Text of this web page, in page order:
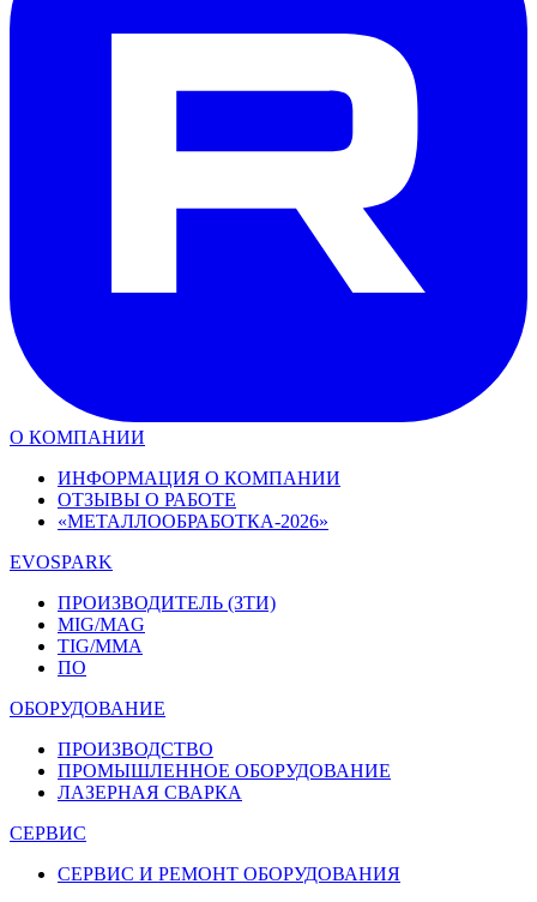
О КОМПАНИИ
ИНФОРМАЦИЯ О КОМПАНИИ
ОТЗЫВЫ О РАБОТЕ
«МЕТАЛЛООБРАБОТКА-2026»
EVOSPARK
ПРОИЗВОДИТЕЛЬ (ЗТИ)
MIG/MAG
TIG/MMA
ПО
ОБОРУДОВАНИЕ
ПРОИЗВОДСТВО
ПРОМЫШЛЕННОЕ ОБОРУДОВАНИЕ
ЛАЗЕРНАЯ СВАРКА
СЕРВИС
СЕРВИС И РЕМОНТ ОБОРУДОВАНИЯ